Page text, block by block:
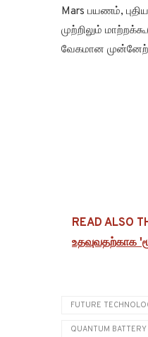
Mars பயணம்,
முற்றிலும்
வேகமான
READ ALSO
உதவுவதற்காக
FUTURE
QUANTUM BATTERY